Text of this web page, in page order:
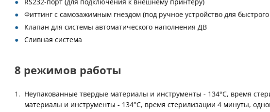
Фиттинг с самозажимным гнездом (под ручное устройство для
Клапан для системы автоматического наполнения ДВ
Сливная система
8 режимов работы
Неупакованные твердые материалы и инструменты - 134°С, время
материалы и инструменты - 134°С, время стерилизации 4 минуты,